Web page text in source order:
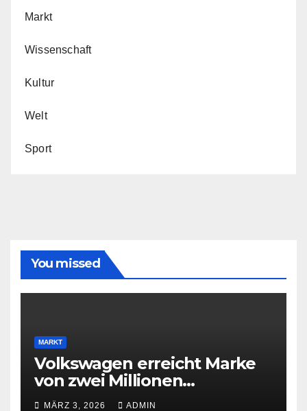
Markt
Wissenschaft
Kultur
Welt
Sport
You missed
MARKT
Volkswagen erreicht Marke
von zwei Millionen
Elektroautos
MÄRZ 3, 2026 ADMIN